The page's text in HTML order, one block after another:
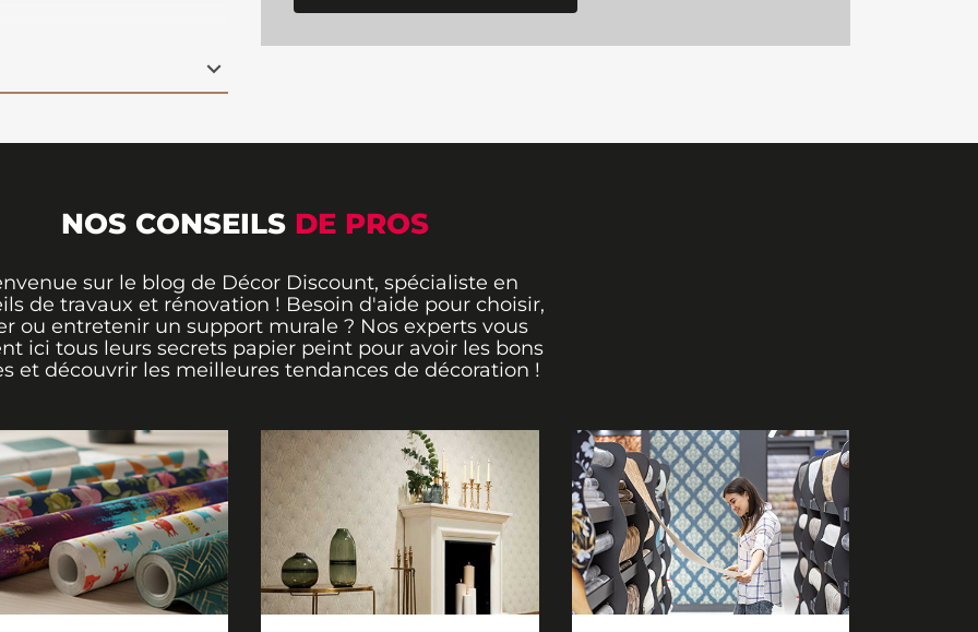
Parfait pour
motifs géométriques
audacieuse et
muralest également
NOS CONSEILS DE PROS
sur le blog de Décor Discount, spécialiste en
de travaux et rénovation ! Besoin d'aide pour choisir,
ou entretenir un support murale ? Nos experts vous
ici tous leurs secrets papier peint pour avoir les bons
et découvrir les meilleures tendances de décoration !